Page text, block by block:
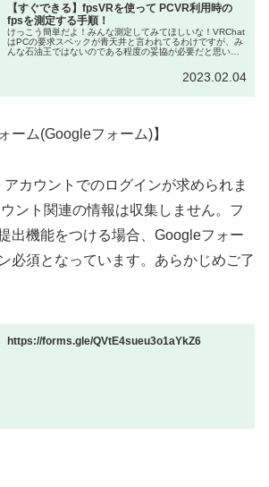
【すぐできる】fpsVRを使って PCVR利用時の
fpsを測定する手順！
けっこう簡単だよ！みんな測定してみてほしいな！VRChat
はPCの要求スペックが青天井と言われてるわけですが、み
んな石油王ではないのである程度の妥協が必要だと思いま
2023.02.04
ーム(Googleフォーム)】
カウントでのログインが求められま
ント関連の情報は収集しません。フ
出機能をつける場合、Googleフォー
必須となっています。あらかじめご了
https://forms.gle/QVtE4sueu3o1aYkZ6